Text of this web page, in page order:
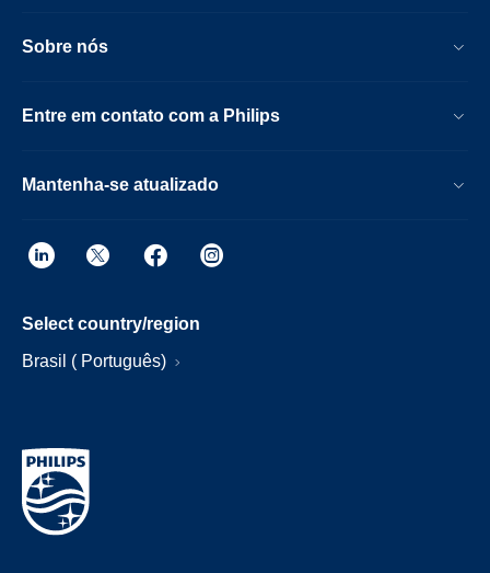
Sobre nós
Entre em contato com a Philips
Mantenha-se atualizado
Select country/region
Brasil ( Português)